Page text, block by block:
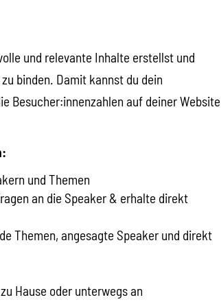
und relevante Inhalte erstellst und
binden. Damit kannst du dein
Besucher:innenzahlen auf deiner Website
und Themen
an die Speaker & erhalte direkt
Themen, angesagte Speaker und direkt
Hause oder unterwegs an